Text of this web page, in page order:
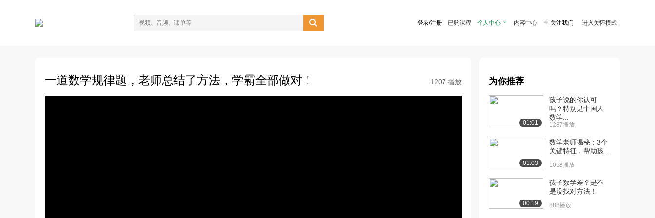
 登录/注册 已购课程 个人中心  内容中心  关注我们 进入关怀模式
一道数学规律题，老师总结了方法，学霸全部做对！ 1207 播放 为你推荐
01:01
孩子说的你认可
吗？特别是中国人
数学...
1287播放
01:03
数学老师揭秘：3个
关键特征，帮助孩...
1058播放
00:19
孩子数学差？是不
是没找对方法！
888播放